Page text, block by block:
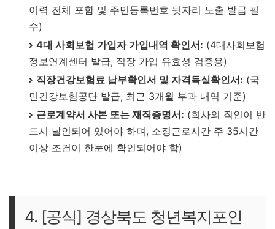
이력 전체 포함 및 주민등록번호 뒷자리 노출 발급 필
수)
4대 사회보험 가입자 가입내역 확인서: (4대사회보험
정보연계센터 발급, 직장 가입 유효성 검증용)
직장건강보험료 납부확인서 및 자격득실확인서: (국
민건강보험공단 발급, 최근 3개월 부과 내역 기준)
근로계약서 사본 또는 재직증명서: (회사의 직인이 반
드시 날인되어 있어야 하며, 소정근로시간 주 35시간
이상 조건이 한눈에 확인되어야 함)
4. [공식] 경상북도 청년복지포인